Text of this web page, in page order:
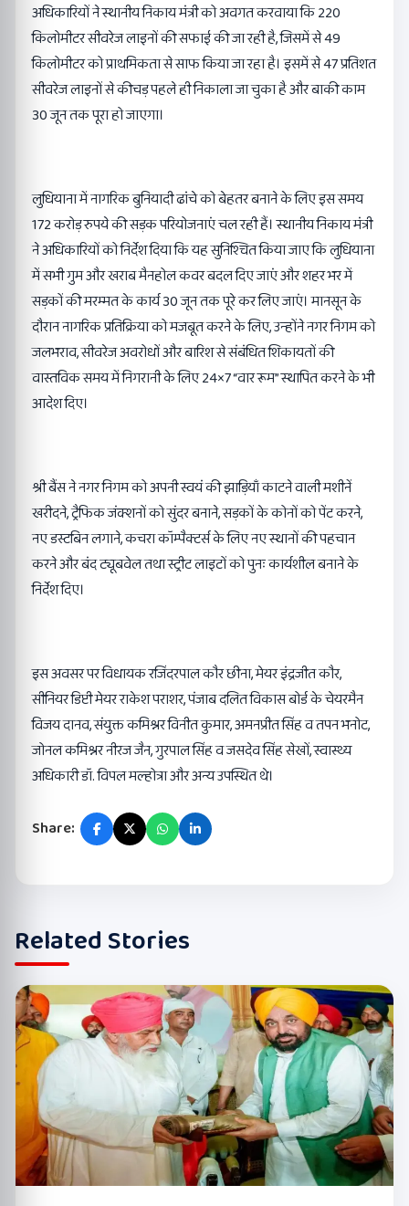
अधिकारियों ने स्थानीय निकाय मंत्री को अवगत करवाया कि 220
किलोमीटर सीवरेज लाइनों की सफाई की जा रही है, जिसमें से 49
किलोमीटर को प्राथमिकता से साफ किया जा रहा है। इसमें से 47 प्रतिशत
सीवरेज लाइनों से कीचड़ पहले ही निकाला जा चुका है और बाकी काम
30 जून तक पूरा हो जाएगा।
लुधियाना में नागरिक बुनियादी ढांचे को बेहतर बनाने के लिए इस समय
172 करोड़ रुपये की सड़क परियोजनाएं चल रही हैं। स्थानीय निकाय मंत्री
ने अधिकारियों को निर्देश दिया कि यह सुनिश्चित किया जाए कि लुधियाना
में सभी गुम और खराब मैनहोल कवर बदल दिए जाएं और शहर भर में
सड़कों की मरम्मत के कार्य 30 जून तक पूरे कर लिए जाएं। मानसून के
दौरान नागरिक प्रतिक्रिया को मजबूत करने के लिए, उन्होंने नगर निगम को
जलभराव, सीवरेज अवरोधों और बारिश से संबंधित शिकायतों की
वास्तविक समय में निगरानी के लिए 24×7 “वार रूम” स्थापित करने के भी
आदेश दिए।
श्री बैंस ने नगर निगम को अपनी स्वयं की झाड़ियाँ काटने वाली मशीनें
खरीदने, ट्रैफिक जंक्शनों को सुंदर बनाने, सड़कों के कोनों को पेंट करने,
नए डस्टबिन लगाने, कचरा कॉम्पैक्टर्स के लिए नए स्थानों की पहचान
करने और बंद ट्यूबवेल तथा स्ट्रीट लाइटों को पुनः कार्यशील बनाने के
निर्देश दिए।
इस अवसर पर विधायक रजिंदरपाल कौर छीना, मेयर इंद्रजीत कौर,
सीनियर डिप्टी मेयर राकेश पराशर, पंजाब दलित विकास बोर्ड के चेयरमैन
विजय दानव, संयुक्त कमिश्नर विनीत कुमार, अमनप्रीत सिंह व तपन भनोट,
जोनल कमिश्नर नीरज जैन, गुरपाल सिंह व जसदेव सिंह सेखों, स्वास्थ्य
अधिकारी डॉ. विपल मल्होत्रा और अन्य उपस्थित थे।
Share:
Related Stories